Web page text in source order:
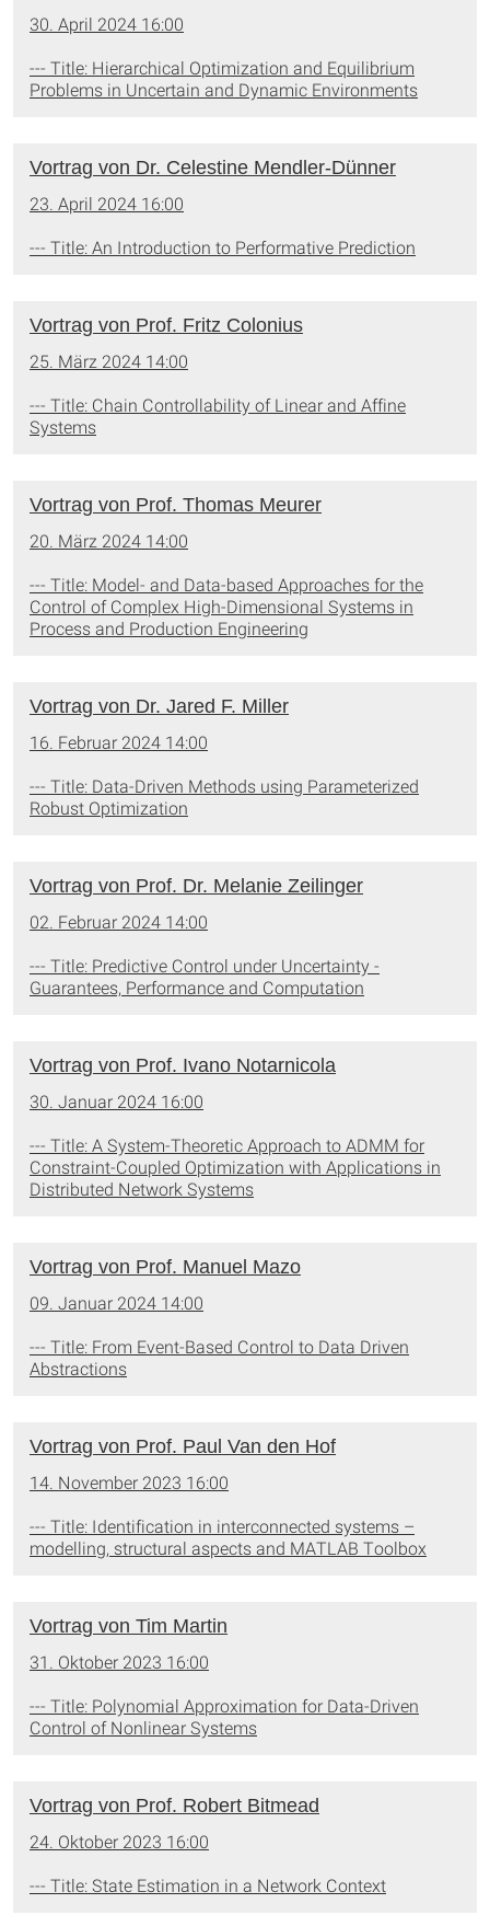
30. April 2024 16:00
--- Title: Hierarchical Optimization and Equilibrium
Problems in Uncertain and Dynamic Environments
Vortrag von Dr. Celestine Mendler-Dünner
23. April 2024 16:00
--- Title: An Introduction to Performative Prediction
Vortrag von Prof. Fritz Colonius
25. März 2024 14:00
--- Title: Chain Controllability of Linear and Affine
Systems
Vortrag von Prof. Thomas Meurer
20. März 2024 14:00
--- Title: Model- and Data-based Approaches for the
Control of Complex High-Dimensional Systems in
Process and Production Engineering
Vortrag von Dr. Jared F. Miller
16. Februar 2024 14:00
--- Title: Data-Driven Methods using Parameterized
Robust Optimization
Vortrag von Prof. Dr. Melanie Zeilinger
02. Februar 2024 14:00
--- Title: Predictive Control under Uncertainty -
Guarantees, Performance and Computation
Vortrag von Prof. Ivano Notarnicola
30. Januar 2024 16:00
--- Title: A System-Theoretic Approach to ADMM for
Constraint-Coupled Optimization with Applications in
Distributed Network Systems
Vortrag von Prof. Manuel Mazo
09. Januar 2024 14:00
--- Title: From Event-Based Control to Data Driven
Abstractions
Vortrag von Prof. Paul Van den Hof
14. November 2023 16:00
--- Title: Identification in interconnected systems –
modelling, structural aspects and MATLAB Toolbox
Vortrag von Tim Martin
31. Oktober 2023 16:00
--- Title: Polynomial Approximation for Data-Driven
Control of Nonlinear Systems
Vortrag von Prof. Robert Bitmead
24. Oktober 2023 16:00
--- Title: State Estimation in a Network Context